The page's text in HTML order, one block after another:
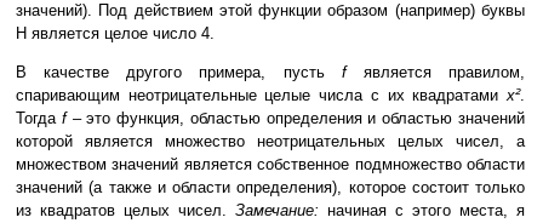
значений). Под действием этой функции образом (например) буквы
H является целое число 4.
В качестве другого примера, пусть f является правилом,
спаривающим неотрицательные целые числа с их квадратамиx².
Тогда f– это функция, областью определения и областью значений
которой является множество неотрицательных целых чисел, а
множеством значений является собственное подмножество области
значений (а также и области определения), которое состоит только
из квадратов целых чисел. Замечание: начиная с этого места, я